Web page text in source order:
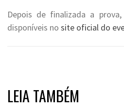
Depois de finalizada a
disponíveis no site oficial do
LEIA TAMBÉM